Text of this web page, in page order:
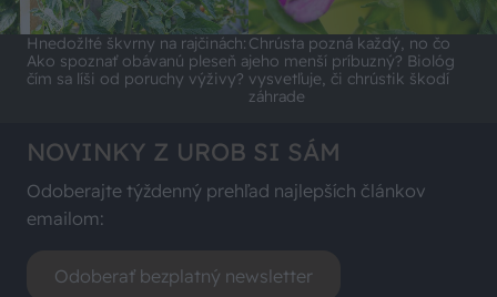
Hnedožlté škvrny na rajčinách:
Ako spoznať obávanú pleseň a
čím sa líši od poruchy výživy?
Chrústa pozná každý, no čo
jeho menší príbuzný? Biológ
vysvetľuje, či chrústik škodí
záhrade
NOVINKY Z UROB SI SÁM
Odoberajte týždenný prehľad najlepších článkov
emailom:
Odoberať bezplatný newsletter